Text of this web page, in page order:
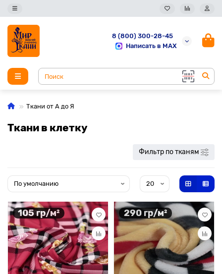
8 (800) 300-28-45
Написать в MAX
Ткани от А до Я
Ткани в клетку
Фильтр по тканям
105 гр/м² 290 гр/м²